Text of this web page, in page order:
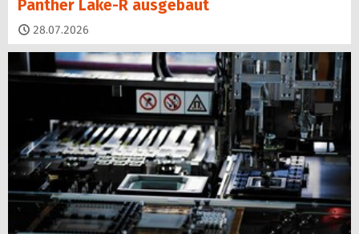
Panther Lake-R ausgebaut
28.07.2026